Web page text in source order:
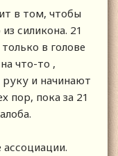
в том, чтобы
силикона. 21
в голове
что-то ,
и начинают
пор, пока за 21